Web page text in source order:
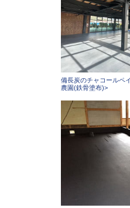
備長炭のチャコールペ
農園(鉄骨塗布)>